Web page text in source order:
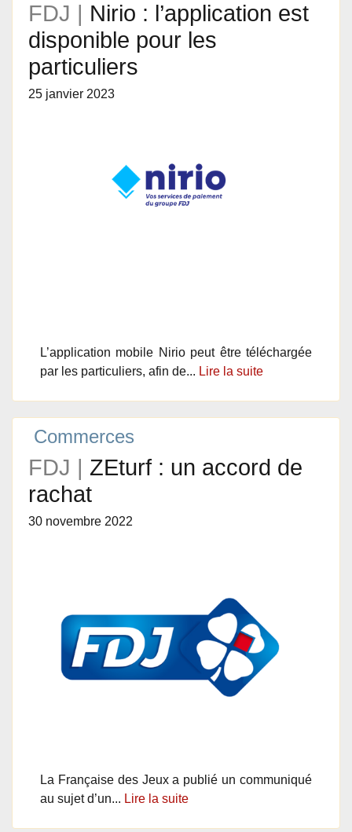
FDJ | Nirio : l’application est
disponible pour les
particuliers
25 janvier 2023
L’application mobile Nirio peut être téléchargée
par les particuliers, afin de... Lire la suite
Commerces
FDJ | ZEturf : un accord de
rachat
30 novembre 2022
La Française des Jeux a publié un communiqué
au sujet d’un... Lire la suite